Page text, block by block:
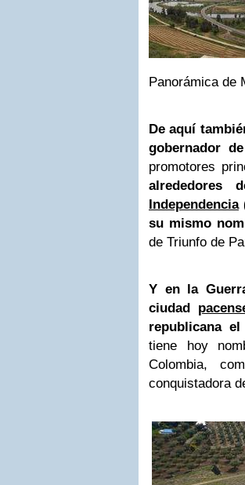
Panorámica de
De aquí
gobernador
promotores
alrededores
Independencia
su mismo
de Triunfo de
Y en la
ciudad
republicana
tiene hoy
Colombia,
conquistadora